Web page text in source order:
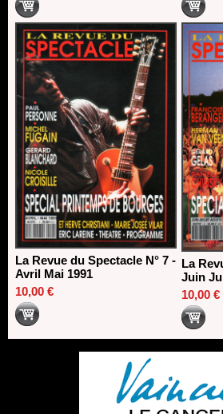
La Revue du Spectacle N° 7 -
Avril Mai 1991
10,00 €
La
Juin
10,00 €